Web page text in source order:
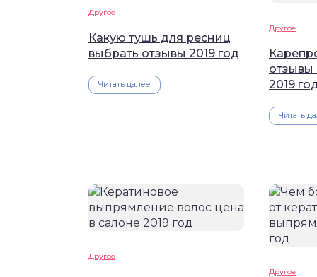
Другое
Какую тушь для ресниц
выбрать отзывы 2019 год
Читать далее
Другое
отзывы
2019
Читать
Другое
Другое